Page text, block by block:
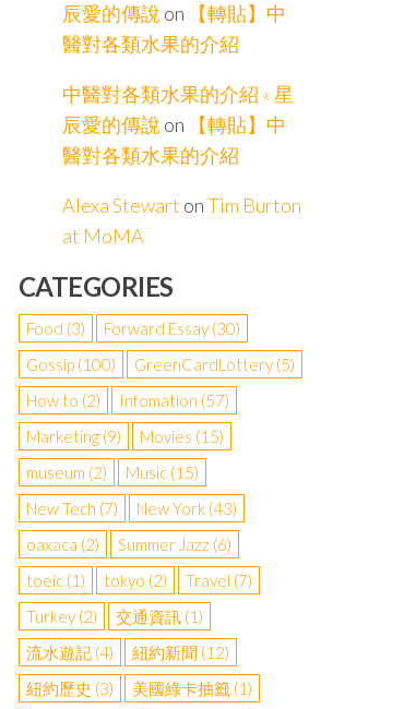
辰愛的傳說 on
【轉貼】中
醫對各類水果的介紹
中醫對各類水果的介紹 « 星
辰愛的傳說 on
【轉貼】中
醫對各類水果的介紹
Alexa Stewart onTim Burton
at MoMA
CATEGORIES
Food (3) Forward Essay(30)
Gossip(100) GreenCardLottery(5)
How to (2) Infomation (57)
Marketing(9) Movies (15)
museum (2) Music(15)
New Tech (7) New York(43)
oaxaca (2) Summer Jazz(6)
toeic(1) tokyo (2) Travel (7)
Turkey(2) 交通資訊(1)
流水遊記(4) 紐約新聞(12)
紐約歷史 (3) 美國綠卡抽籤(1)